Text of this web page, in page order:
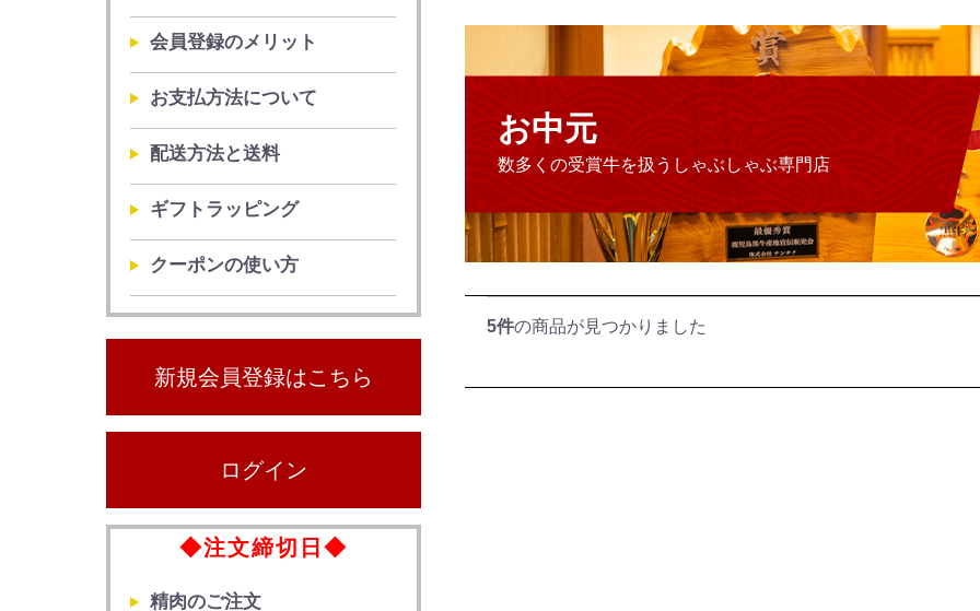
会員登録のメリット
お支払方法について
配送方法と送料
ギフトラッピング
クーポンの使い方
新規会員登録はこちら
ログイン
◆注文締切日◆
精肉のご注文
お中元
数多くの受賞牛を扱うしゃぶしゃぶ専門店
5件の商品が見つかりました